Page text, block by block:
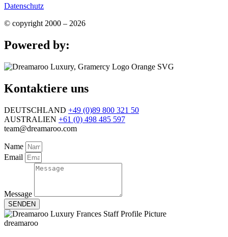
Datenschutz
© copyright 2000 – 2026
Powered by:
Kontaktiere uns
DEUTSCHLAND +49 (0)89 800 321 50
AUSTRALIEN +61 (0) 498 485 597
team@dreamaroo.com
Name
Email
Message
SENDEN
dreamaroo